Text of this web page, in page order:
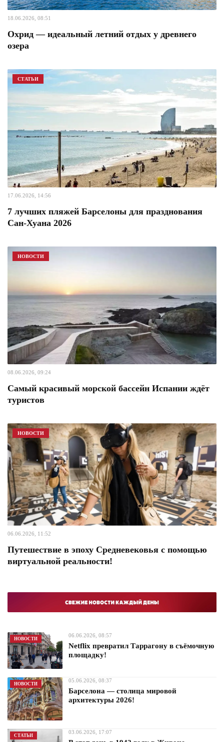
18.06.2026, 08:51
Охрид — идеальный летний отдых у древнего
озера
СТАТЬИ
17.06.2026, 14:56
7 лучших пляжей Барселоны для празднования
Сан-Хуана 2026
НОВОСТИ
08.06.2026, 09:24
Самый красивый морской бассейн Испании ждёт
туристов
НОВОСТИ
06.06.2026, 11:52
Путешествие в эпоху Средневековья с помощью
виртуальной реальности!
НОВОСТИ
06.06.2026, 08:57
Netflix превратил Таррагону в съёмочную
площадку!
НОВОСТИ
05.06.2026, 08:37
Барселона — столица мировой
архитектуры 2026!
СТАТЬИ
03.06.2026, 17:07